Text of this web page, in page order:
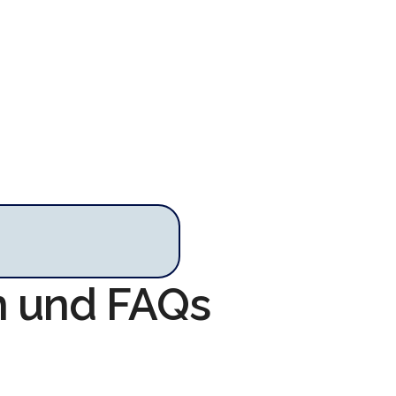
FAQs